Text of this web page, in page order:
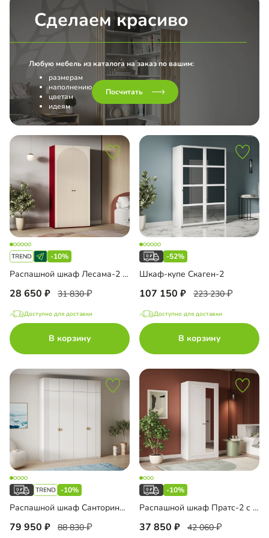
Top Line
L Hettich
двери
Сделаем красиво
Любую мебель из каталога на заказ по вашим:
размерам
наполнению
цветам
идеям
Посчитать
-10%
Распашной шкаф Лесама-2 Декор 4
28 650 31 830
Доступно для доставки
В корзину
-52%
Шкаф-купе Скаген-2
107 150 223 230
Доступно для доставки
В корзину
-10%
Распашной шкаф Санторини-4 Лайф с антресолью
79 950 88 830
-10%
Распашной шкаф Пратс-2 с зеркалом
37 850 42 060